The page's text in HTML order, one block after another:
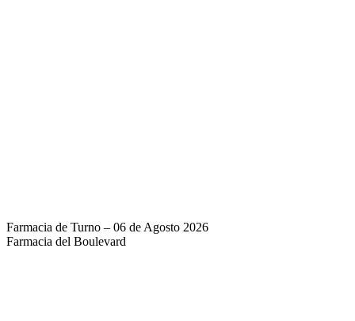
Farmacia de Turno – 06 de Agosto 2026
Farmacia del Boulevard